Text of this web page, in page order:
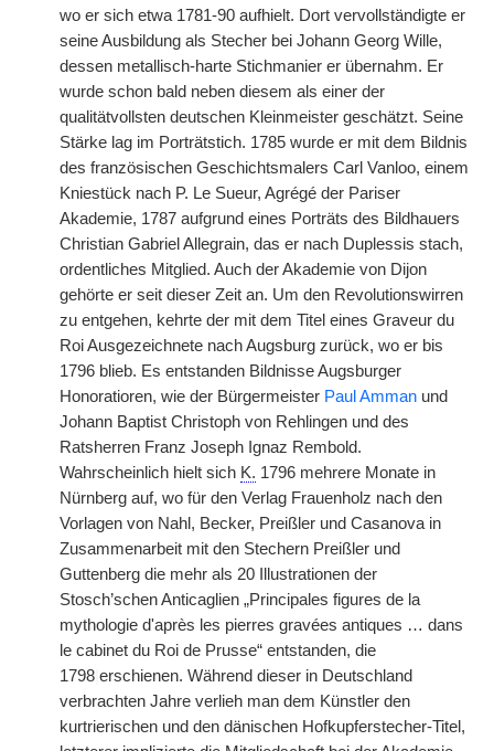
wo er sich etwa 1781-90 aufhielt. Dort vervollständigte er
seine Ausbildung als Stecher bei Johann Georg Wille,
dessen metallisch-harte Stichmanier er übernahm. Er
wurde schon bald neben diesem als einer der
qualitätvollsten deutschen Kleinmeister geschätzt. Seine
Stärke lag im Porträtstich. 1785 wurde er mit dem Bildnis
des französischen Geschichtsmalers Carl Vanloo, einem
Kniestück nach P. Le Sueur, Agrégé der Pariser
Akademie, 1787 aufgrund eines Porträts des Bildhauers
Christian Gabriel Allegrain, das er nach Duplessis stach,
ordentliches Mitglied. Auch der Akademie von Dijon
gehörte er seit dieser Zeit an. Um den Revolutionswirren
zu entgehen, kehrte der mit dem Titel eines Graveur du
Roi Ausgezeichnete nach Augsburg zurück, wo er bis
1796 blieb. Es entstanden Bildnisse Augsburger
Honoratioren, wie der Bürgermeister Paul Amman und
Johann Baptist Christoph von Rehlingen und des
Ratsherren Franz Joseph Ignaz Rembold.
Wahrscheinlich hielt sich K. 1796 mehrere Monate in
Nürnberg auf, wo für den Verlag Frauenholz nach den
Vorlagen von Nahl, Becker, Preißler und Casanova in
Zusammenarbeit mit den Stechern Preißler und
Guttenberg die mehr als 20 Illustrationen der
Stosch’schen Anticaglien „Principales figures de la
mythologie d'après les pierres gravées antiques … dans
le cabinet du Roi de Prusse“ entstanden, die
1798 erschienen. Während dieser in Deutschland
verbrachten Jahre verlieh man dem Künstler den
kurtrierischen und den dänischen Hofkupferstecher-Titel,